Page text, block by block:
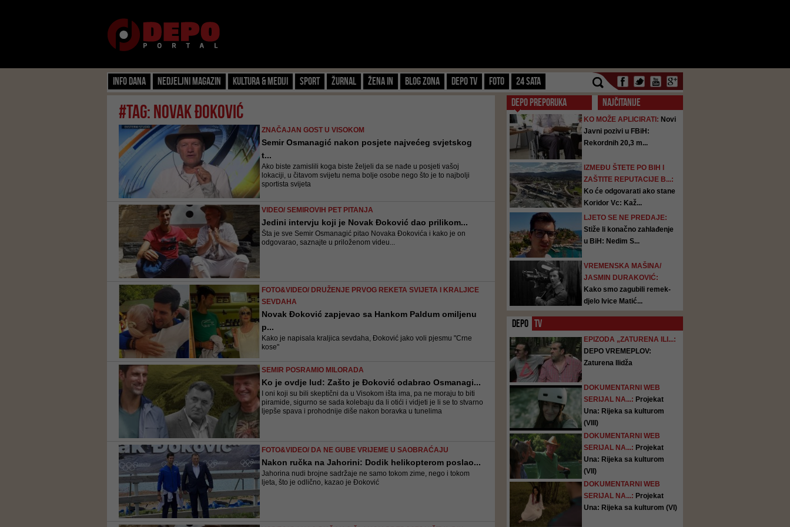
Info dana Nedjeljni magazin Kultura & Mediji Sport Žurnal Žena IN Blog zona Depo TV FOTO 24 SATA
#tag: novak đoković
ZNAČAJAN GOST U VISOKOM
Semir Osmanagić nakon posjete najvećeg svjetskog
t...
Ako biste zamislili koga biste željeli da se nađe u posjeti vašoj
lokaciji, u čitavom svijetu nema bolje osobe nego što je to najbolji
sportista svijeta
VIDEO/ SEMIROVIH PET PITANJA
Jedini intervju koji je Novak Đoković dao prilikom...
Šta je sve Semir Osmanagić pitao Novaka Đokovića i kako je on
odgovarao, saznajte u priloženom videu...
FOTO&VIDEO/ DRUŽENJE PRVOG REKETA SVIJETA I KRALJICE
SEVDAHA
Novak Đoković zapjevao sa Hankom Paldum omiljenu
p...
Kako je napisala kraljica sevdaha, Đoković jako voli pjesmu "Crne
kose"
SEMIR POSRAMIO MILORADA
Ko je ovdje lud: Zašto je Đoković odabrao Osmanagi...
I oni koji su bili skeptični da u Visokom išta ima, pa ne moraju to biti
piramide, sigurno se sada kolebaju da li otići i vidjeti je li se to stvarno
ljepše spava i prohodnije diše nakon boravka u tunelima
FOTO&VIDEO/ DA NE GUBE VRIJEME U SAOBRAĆAJU
Nakon ručka na Jahorini: Dodik helikopterom poslao...
Jahorina nudi brojne sadržaje ne samo tokom zime, nego i tokom
ljeta, što je odlično, kazao je Đoković
DEPO PREPORUKA NAJČITANIJE
KO MOŽE APLICIRATI: Novi
Javni pozivi u FBiH:
Rekordnih 20,3 m...
IZMEĐU ŠTETE PO BIH I
ZAŠTITE REPUTACIJE B...:
Ko će odgovarati ako stane
Koridor Vc: Kaž...
LJETO SE NE PREDAJE:
Stiže li konačno zahlađenje
u BiH: Nedim S...
VREMENSKA MAŠINA/
JASMIN DURAKOVIĆ:
Kako smo zagubili remek-
djelo Ivice Matić...
DEPO TV
EPIZODA „ZATURENA ILI...:
DEPO VREMEPLOV:
Zaturena Ilidža
DOKUMENTARNI WEB
SERIJAL NA...: Projekat
Una: Rijeka sa kulturom
(VIII)
DOKUMENTARNI WEB
SERIJAL NA...: Projekat
Una: Rijeka sa kulturom
(VII)
DOKUMENTARNI WEB
SERIJAL NA...: Projekat
Una: Rijeka sa kulturom (VI)